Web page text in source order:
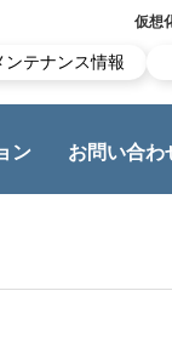
仮想
ンテナンス情報
ン お問い合わ